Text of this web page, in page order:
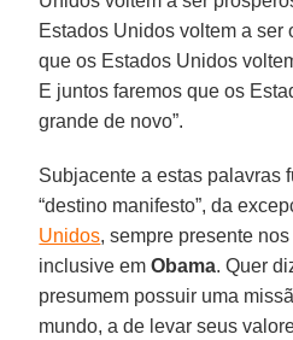
Estados Unidos voltem a ser
que os Estados Unidos
E juntos faremos que os
grande de novo”.
Subjacente a estas palavras
“destino manifesto”, da
Unidos, sempre presente
inclusive emObama. Quer
presumem possuir uma
mundo, a de levar seus